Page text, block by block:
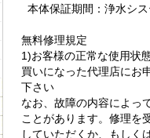
本体保証期間：浄水シ
無料修理規定
1)お客様の正常な使用状
買いになった代理店にお
下さい
なお、故障の内容によっ
ことがあります。修理を
していただくか、もしく